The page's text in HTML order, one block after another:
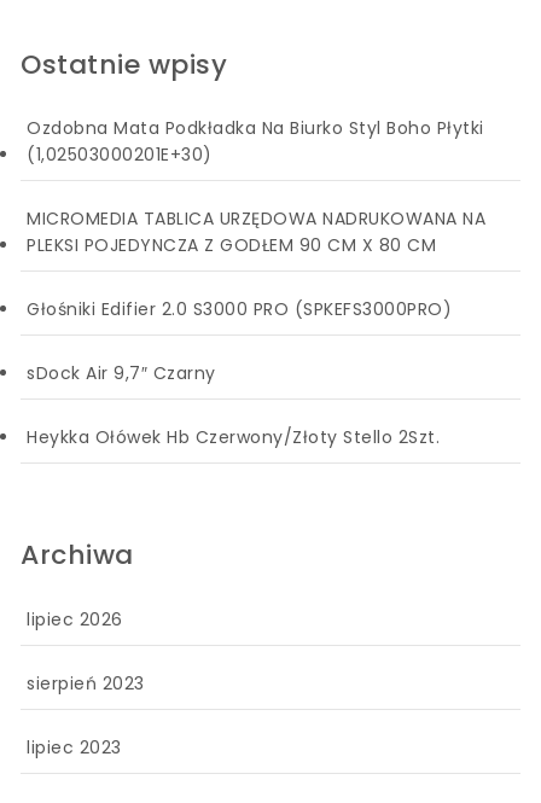
Ostatnie wpisy
Ozdobna Mata Podkładka Na Biurko Styl Boho Płytki
(1,02503000201E+30)
MICROMEDIA TABLICA URZĘDOWA NADRUKOWANA NA
PLEKSI POJEDYNCZA Z GODŁEM 90 CM X 80 CM
Głośniki Edifier 2.0 S3000 PRO (SPKEFS3000PRO)
sDock Air 9,7″ Czarny
Heykka Ołówek Hb Czerwony/Złoty Stello 2Szt.
Archiwa
lipiec 2026
sierpień 2023
lipiec 2023